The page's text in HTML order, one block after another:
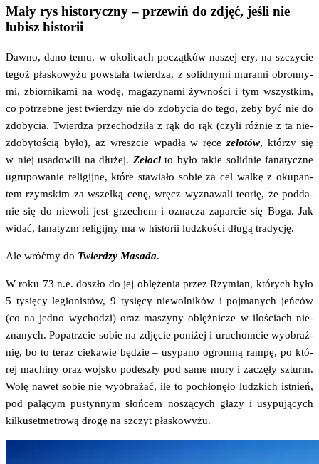
Mały rys historyczny – przewiń do zdjęć, jeśli nie
lubisz historii
Daw­no, dano temu, w oko­li­cach począt­ków naszej ery, na szczy­cie
tegoż pła­sko­wy­żu powsta­ła twier­dza, z solid­ny­mi mura­mi obron­ny­
mi, zbior­ni­ka­mi na wodę, maga­zy­na­mi żyw­no­ści i tym wszyst­kim,
co potrzeb­ne jest twier­dzy nie do zdo­by­cia do tego, żeby być nie do
zdo­by­cia. Twier­dza prze­cho­dzi­ła z rąk do rąk (czy­li róż­nie z ta nie­
zdo­by­to­ścią było), aż wresz­cie wpa­dła w ręcezelo­tów, któ­rzy się
w niej usa­do­wi­li na dłu­żej. Zelo­cito było takie solid­nie fana­tycz­ne
ugru­po­wa­nie reli­gij­ne, któ­re sta­wia­ło sobie za cel wal­kę z oku­pan­
tem rzym­skim za wszel­ką cenę, wręcz wyzna­wa­li teo­rię, że pod­da­
nie się do nie­wo­li jest grze­chem i ozna­cza zapar­cie się Boga. Jak
widać, fana­tyzm reli­gij­ny ma w histo­rii ludz­ko­ści dłu­gą tradycję.
Ale wróć­my do Twier­dzy Masa­da.
W roku 73 n.e. doszło do jej oblę­że­nia przez Rzy­mian, któ­rych było
5 tysię­cy legio­ni­stów, 9 tysię­cy nie­wol­ni­ków i poj­ma­nych jeń­ców
(co na jed­no wycho­dzi) oraz maszy­ny oblęż­ni­cze w ilo­ściach nie­
zna­nych. Popa­trz­cie sobie na zdję­cie poni­żej i uru­chom­cie wyobraź­
nię, bo to teraz cie­ka­wie będzie – usy­pa­no ogrom­ną ram­pę, po któ­
rej machi­ny oraz woj­sko pode­szły pod same mury i zaczę­ły szturm.
Wolę nawet sobie nie wyobra­żać, ile to pochło­nę­ło ludz­kich ist­nień,
pod palą­cym pustyn­nym słoń­cem noszą­cych gła­zy i usy­pu­ją­cych
kil­ku­set­me­tro­wą dro­gę na szczyt płaskowyżu.